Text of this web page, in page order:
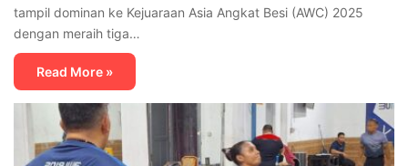
tampil dominan ke Kejuaraan Asia Angkat Besi (AWC) 2025
dengan meraih tiga…
Read More »